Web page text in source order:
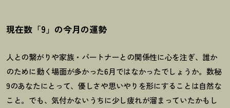
現在数「9」の今月の運勢
人との繋がりや家族・パートナーとの関係性に心を注ぎ、誰か
のために動く場面が多かった6月ではなかったでしょうか。数秘
9のあなたにとって、優しさや思いやりを形にすることは自然な
こと。でも、気付かないうちに少し疲れが溜まっていたかもし